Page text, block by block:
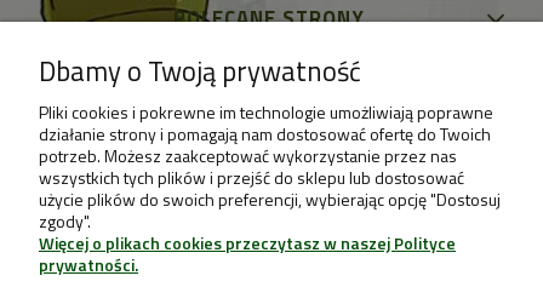
POLECANE STRONY
Dbamy o Twoją prywatność
Pliki cookies i pokrewne im technologie umożliwiają poprawne
działanie strony i pomagają nam dostosować ofertę do Twoich
potrzeb. Możesz zaakceptować wykorzystanie przez nas
wszystkich tych plików i przejść do sklepu lub dostosować
użycie plików do swoich preferencji, wybierając opcję "Dostosuj
zgody".
Więcej o plikach cookies przeczytasz w naszej Polityce
prywatności.